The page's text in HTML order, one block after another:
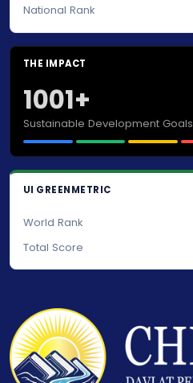
National Rank
THE IMPACT
1001+
Sustainable Development Goals
UI GREENMETRIC
World Rank
Total Score